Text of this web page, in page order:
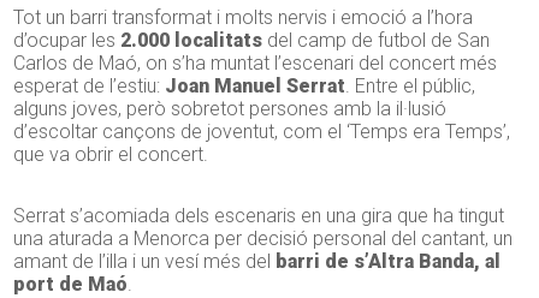
Tot un barri transformat i molts nervis i emoció a l’hora
d’ocupar les 2.000 localitats del camp de futbol de San
Carlos de Maó, on s’ha muntat l’escenari del concert més
esperat de l’estiu: Joan Manuel Serrat. Entre el públic,
alguns joves, però sobretot persones amb la il·lusió
d’escoltar cançons de joventut, com el ‘Temps era Temps’,
que va obrir el concert.
Serrat s’acomiada dels escenaris en una gira que ha tingut
una aturada a Menorca per decisió personal del cantant, un
amant de l’illa i un vesí més del barri de s’Altra Banda, al
port de Maó.